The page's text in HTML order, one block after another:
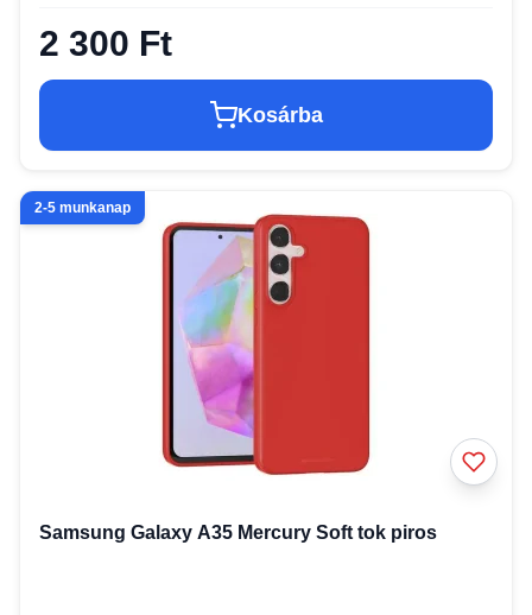
2 300 Ft
Kosárba
2-5 munkanap
Samsung Galaxy A35 Mercury Soft tok piros